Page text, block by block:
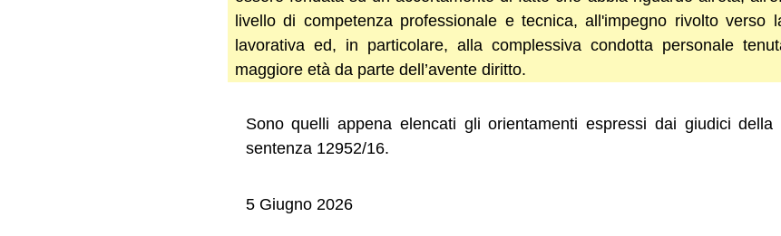
livello di competenza professionale e tecnica, all'impegno rivolto verso
lavorativa ed, in particolare, alla complessiva condotta personale
maggiore età da parte dell’avente diritto.
Sono quelli appena elencati gli orientamenti espressi dai giudici
sentenza 12952/16.
5 Giugno 2026